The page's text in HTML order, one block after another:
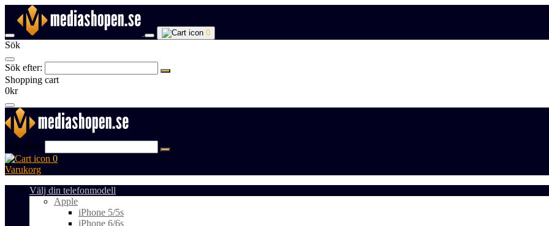
0
Sök
Sök efter:
Shopping cart
0kr
Sök efter:
0
Varukorg
Välj din telefonmodell
Apple
iPhone 5/5s
iPhone 6/6s